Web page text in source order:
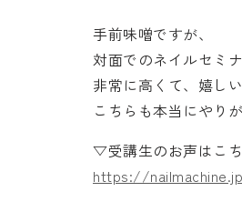
手前味噌ですが、
対面でのネイルセミ
非常に高くて、嬉し
こちらも本当にやり
▽受講生のお声はこ
https://